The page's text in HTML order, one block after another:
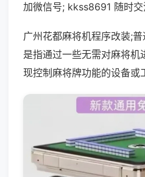
加微信号; kkss8691 随时交
广州花都麻将机程序改装;
是指通过一些无需对麻将机
现控制麻将牌功能的设备或